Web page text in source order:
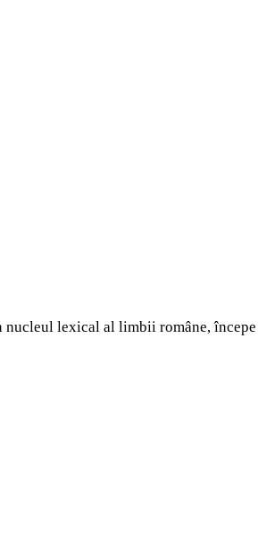
lexical al limbii române,